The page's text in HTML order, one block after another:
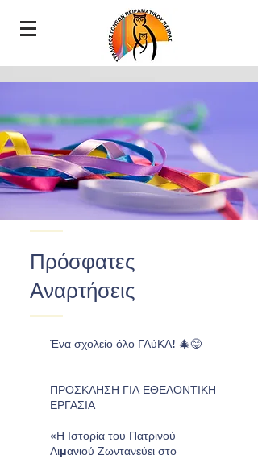
Πρόσφατες
Αναρτήσεις
Ένα σχολείο όλο ΓΛύΚΑ! 🎄😋
ΠΡΟΣΚΛΗΣΗ ΓΙΑ ΕΘΕΛΟΝΤΙΚΗ
ΕΡΓΑΣΙΑ
«Η Ιστορία του Πατρινού
Λιμανιού Ζωντανεύει στο